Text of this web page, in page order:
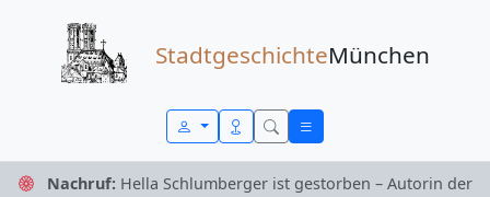
StadtgeschichteMünchen
Nachruf: Hella Schlumberger ist gestorben – Autorin der